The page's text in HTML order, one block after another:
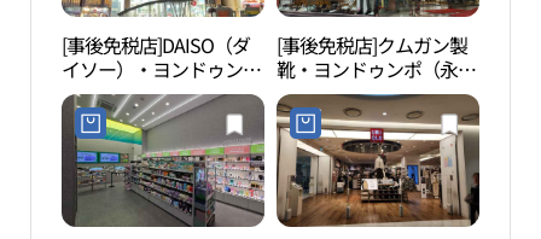
[事後免税店]DAISO（ダ
イソー）・ヨンドゥンポ
（永登浦）駅店(다이소
영등포역점)
[事後免税店]クムガン製
靴・ヨンドゥンポ（永登
浦）本店(금강제화 영등
포본점)